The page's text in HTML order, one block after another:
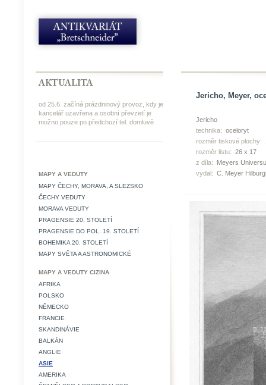
od 25.6. začíná prázdninový provoz, kdy je
kancelář uzavřena a osobní převzetí je
možno pouze po předchozí tel. domluvě
MAPY A VEDUTY
MAPY ČECHY, MORAVA, A SLEZSKO
ČECHY VEDUTY
MORAVA VEDUTY
PRAGENSIE 20. STOLETÍ
PRAGENSIE DO POL. 19. STOLETÍ
BOHEMIKA 20. STOLETÍ
MAPY SVĚTA A ASTRONOMICKÉ
MAPY A VEDUTY CIZINA
AFRIKA
POLSKO
NĚMECKO
FRANCIE
SKANDINÁVIE
BALKÁN
ANGLIE
ASIE
AMERIKA
Jericho, Meyer,
Jericho
technika: oceloryt
rozměr tiskové plochy:
rozměr listu: 26 x 17
z díla:
Meyers
vydal: C. Meyer